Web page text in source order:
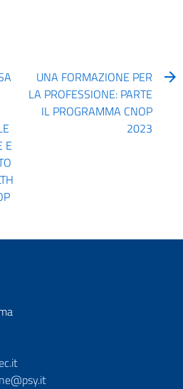
E
UNA FORMAZIONE PER
LA PROFESSIONE: PARTE
IL PROGRAMMA CNOP
2023